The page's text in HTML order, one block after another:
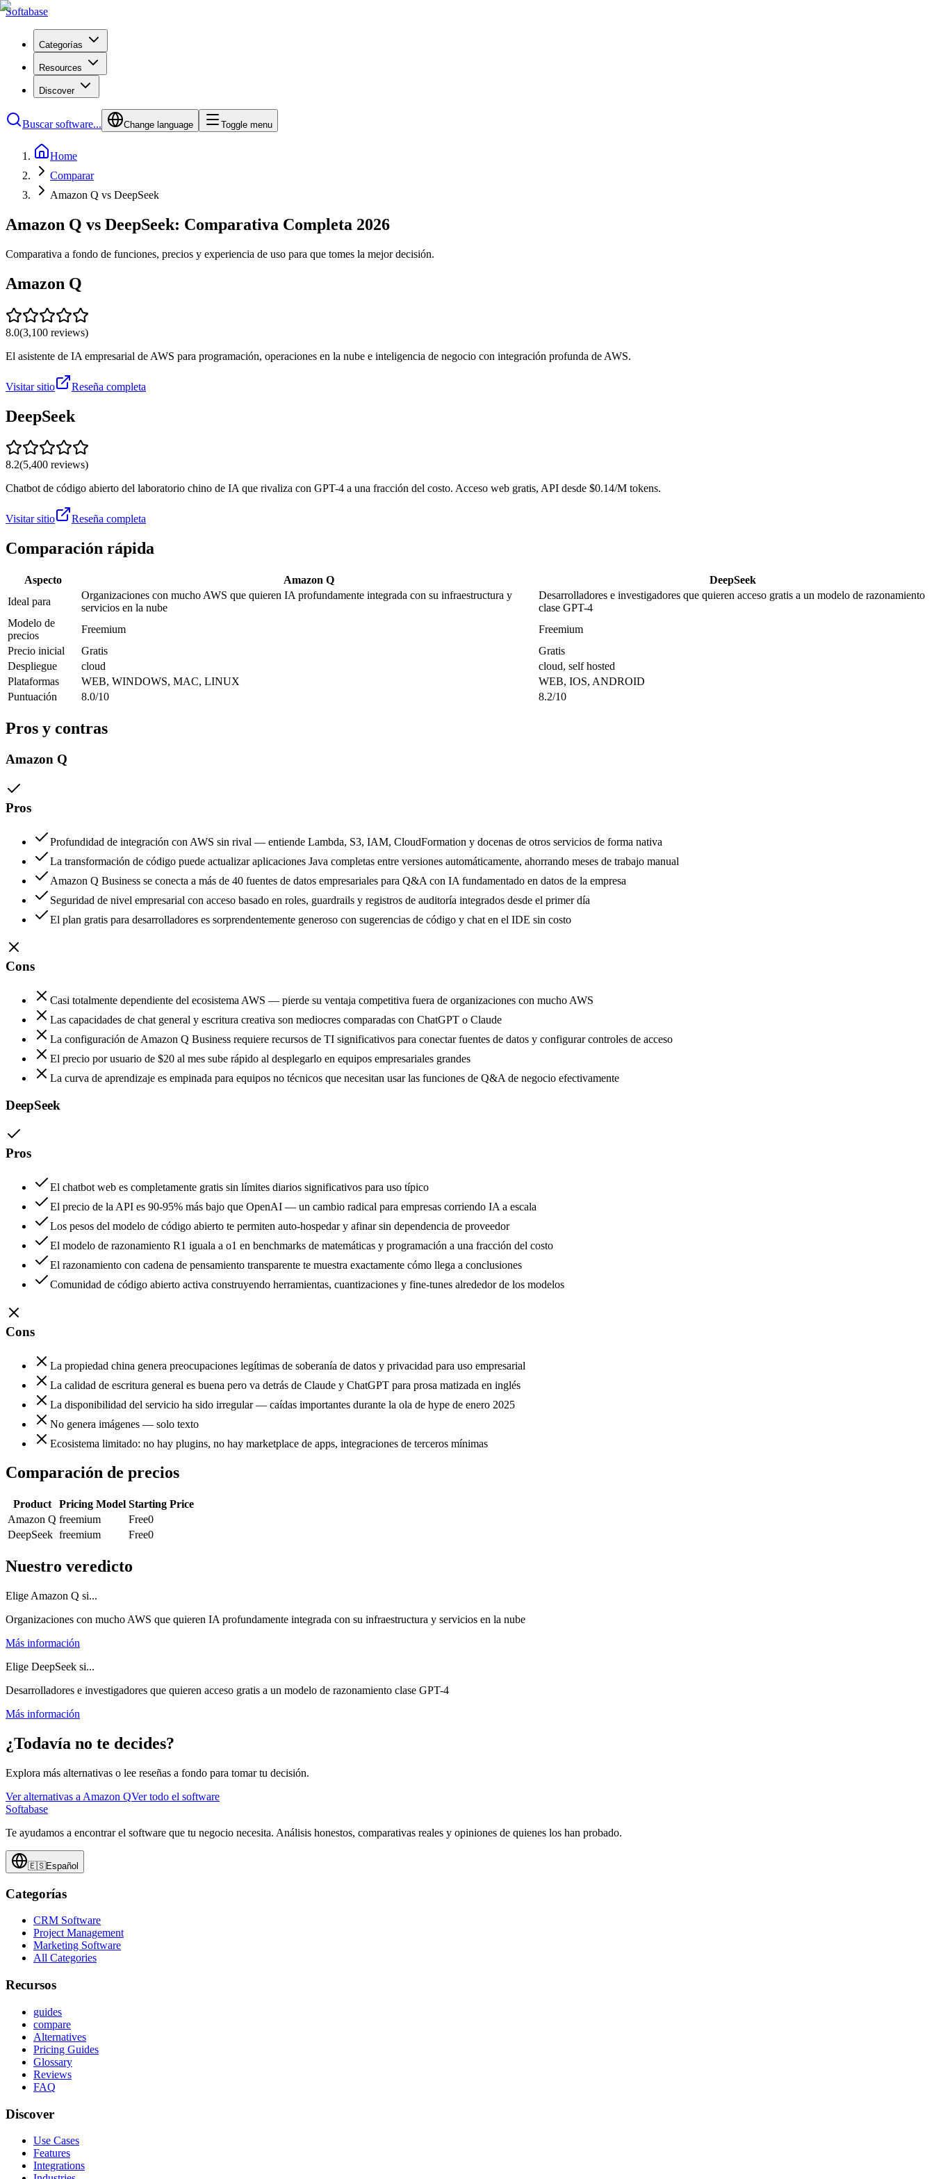
Softabase
Categorías
Resources
Discover
Buscar software... Change language Toggle menu
Home
Comparar
Amazon Q vs DeepSeek
Amazon Q vs DeepSeek: Comparativa Completa 2026
Comparativa a fondo de funciones, precios y experiencia de uso para que tomes la mejor decisión.
Amazon Q
8.0(3,100 reviews)
El asistente de IA empresarial de AWS para programación, operaciones en la nube e inteligencia de negocio con integración profunda de AWS.
Visitar sitio Reseña completa
DeepSeek
8.2(5,400 reviews)
Chatbot de código abierto del laboratorio chino de IA que rivaliza con GPT-4 a una fracción del costo. Acceso web gratis, API desde $0.14/M tokens.
Visitar sitio Reseña completa
Comparación rápida
Aspecto Amazon Q
DeepSeek
Ideal para
Organizaciones con mucho AWS que quieren IA profundamente integrada con su infraestructura y
servicios en la nube
Desarrolladores e investigadores que quieren acceso gratis a un modelo de razonamiento
clase GPT-4
Modelo de
precios
Freemium
Freemium
Precio inicial
Gratis
Gratis
Despliegue
cloud
cloud, self hosted
Plataformas
WEB, WINDOWS, MAC, LINUX
WEB, IOS, ANDROID
Puntuación
8.0/10 8.2/10
Pros y contras
Amazon Q
Pros
Profundidad de integración con AWS sin rival — entiende Lambda, S3, IAM, CloudFormation y docenas de otros servicios de forma nativa
La transformación de código puede actualizar aplicaciones Java completas entre versiones automáticamente, ahorrando meses de trabajo manual
Amazon Q Business se conecta a más de 40 fuentes de datos empresariales para Q&A con IA fundamentado en datos de la empresa
Seguridad de nivel empresarial con acceso basado en roles, guardrails y registros de auditoría integrados desde el primer día
El plan gratis para desarrolladores es sorprendentemente generoso con sugerencias de código y chat en el IDE sin costo
Cons
Casi totalmente dependiente del ecosistema AWS — pierde su ventaja competitiva fuera de organizaciones con mucho AWS
Las capacidades de chat general y escritura creativa son mediocres comparadas con ChatGPT o Claude
La configuración de Amazon Q Business requiere recursos de TI significativos para conectar fuentes de datos y configurar controles de acceso
El precio por usuario de $20 al mes sube rápido al desplegarlo en equipos empresariales grandes
La curva de aprendizaje es empinada para equipos no técnicos que necesitan usar las funciones de Q&A de negocio efectivamente
DeepSeek
Pros
El chatbot web es completamente gratis sin límites diarios significativos para uso típico
El precio de la API es 90-95% más bajo que OpenAI — un cambio radical para empresas corriendo IA a escala
Los pesos del modelo de código abierto te permiten auto-hospedar y afinar sin dependencia de proveedor
El modelo de razonamiento R1 iguala a o1 en benchmarks de matemáticas y programación a una fracción del costo
El razonamiento con cadena de pensamiento transparente te muestra exactamente cómo llega a conclusiones
Comunidad de código abierto activa construyendo herramientas, cuantizaciones y fine-tunes alrededor de los modelos
Cons
La propiedad china genera preocupaciones legítimas de soberanía de datos y privacidad para uso empresarial
La calidad de escritura general es buena pero va detrás de Claude y ChatGPT para prosa matizada en inglés
La disponibilidad del servicio ha sido irregular — caídas importantes durante la ola de hype de enero 2025
No genera imágenes — solo texto
Ecosistema limitado: no hay plugins, no hay marketplace de apps, integraciones de terceros mínimas
Comparación de precios
Product Pricing Model Starting Price
Amazon Q freemium Free0
DeepSeek freemium Free0
Nuestro veredicto
Elige Amazon Q si...
Organizaciones con mucho AWS que quieren IA profundamente integrada con su infraestructura y servicios en la nube
Más información
Elige DeepSeek si...
Desarrolladores e investigadores que quieren acceso gratis a un modelo de razonamiento clase GPT-4
Más información
¿Todavía no te decides?
Explora más alternativas o lee reseñas a fondo para tomar tu decisión.
Ver alternativas a Amazon QVer todo el software
Softabase
Te ayudamos a encontrar el software que tu negocio necesita. Análisis honestos, comparativas reales y opiniones de quienes los han probado.
🇪🇸Español
Categorías
CRM Software
Project Management
Marketing Software
All Categories
Recursos
guides
compare
Alternatives
Pricing Guides
Glossary
Reviews
FAQ
Discover
Use Cases
Features
Integrations